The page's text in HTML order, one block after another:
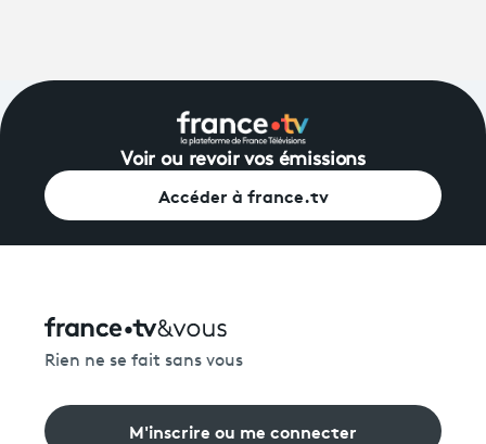
Voir ou revoir vos émissions
Accéder à france.tv
Rien ne se fait sans vous
M'inscrire ou me connecter